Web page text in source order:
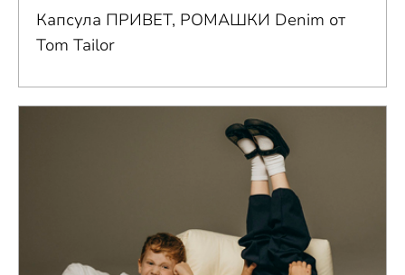
Капсула ПРИВЕТ, РОМАШКИ Denim от
Tom Tailor